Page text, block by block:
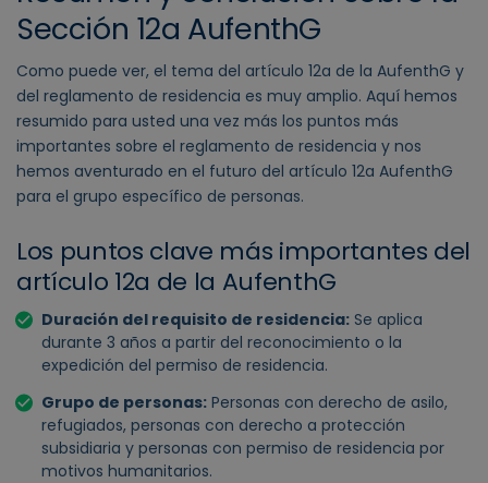
Sección 12a AufenthG
Como puede ver, el tema del artículo 12a de la AufenthG y
del reglamento de residencia es muy amplio. Aquí hemos
resumido para usted una vez más los puntos más
importantes sobre el reglamento de residencia y nos
hemos aventurado en el futuro del artículo 12a AufenthG
para el grupo específico de personas.
Los puntos clave más importantes del
artículo 12a de la AufenthG
Duración del requisito de residencia: Se aplica
durante 3 años a partir del reconocimiento o la
expedición del permiso de residencia.
Grupo de personas: Personas con derecho de asilo,
refugiados, personas con derecho a protección
subsidiaria y personas con permiso de residencia por
motivos humanitarios.